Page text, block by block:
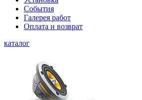
События
Галерея работ
Оплата и возврат
каталог